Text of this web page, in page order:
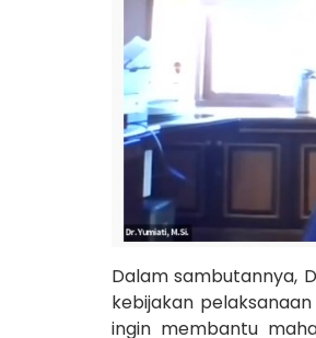
Dalam sambutannya,
kebijakan
ingin membantu